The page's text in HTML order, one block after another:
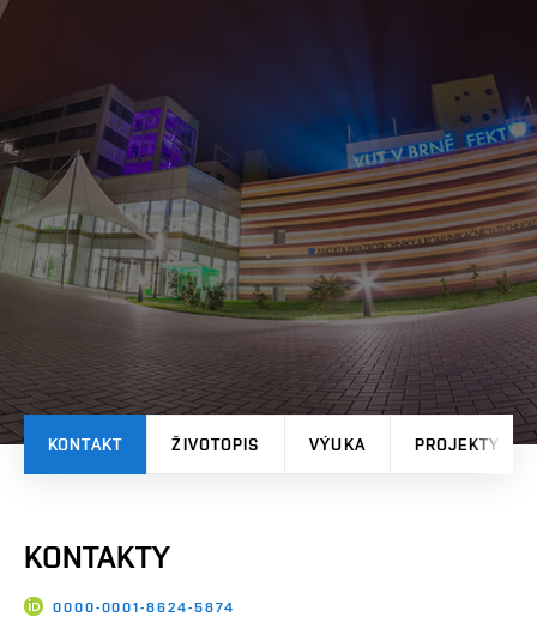
KONTAKT ŽIVOTOPIS VÝUKA PROJEKTY
KONTAKTY
0000-0001-8624-5874